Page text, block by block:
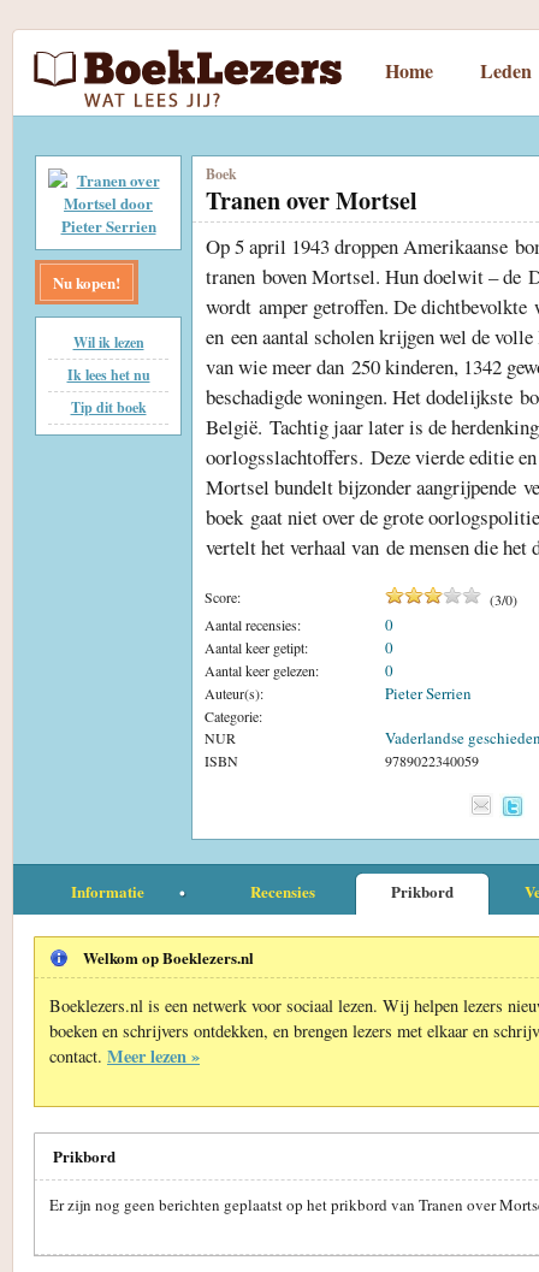
Home Leden
Nu kopen!
Wil ik lezen
Ik lees het nu
Tip dit boek
Boek
Tranen over Mortsel
Op 5 april 1943 droppen Amerikaanse
tranen boven Mortsel. Hun doelwit – de
wordt amper getroffen. De dichtbevolkte
en een aantal scholen krijgen wel de
van wie meer dan 250 kinderen, 1342
beschadigde woningen. Het dodelijkste
België. Tachtig jaar later is de
oorlogsslachtoffers. Deze vierde editie
Mortsel bundelt bijzonder aangrijpende
boek gaat niet over de grote
vertelt het verhaal van de mensen die het
Score: (3/0)
Aantal recensies:
0
Aantal keer getipt: 0
Aantal keer gelezen: 0
Auteur(s): Pieter Serrien
Categorie:
NUR
Vaderlandse
ISBN 9789022340059
Informatie Recensies Prikbord
Welkom op Boeklezers.nl
Boeklezers.nl is een netwerk voor sociaal lezen. Wij helpen lezers
boeken en schrijvers ontdekken, en brengen lezers met elkaar en
contact. Meer lezen »
Prikbord
Er zijn nog geen berichten geplaatst op het prikbord van Tranen over